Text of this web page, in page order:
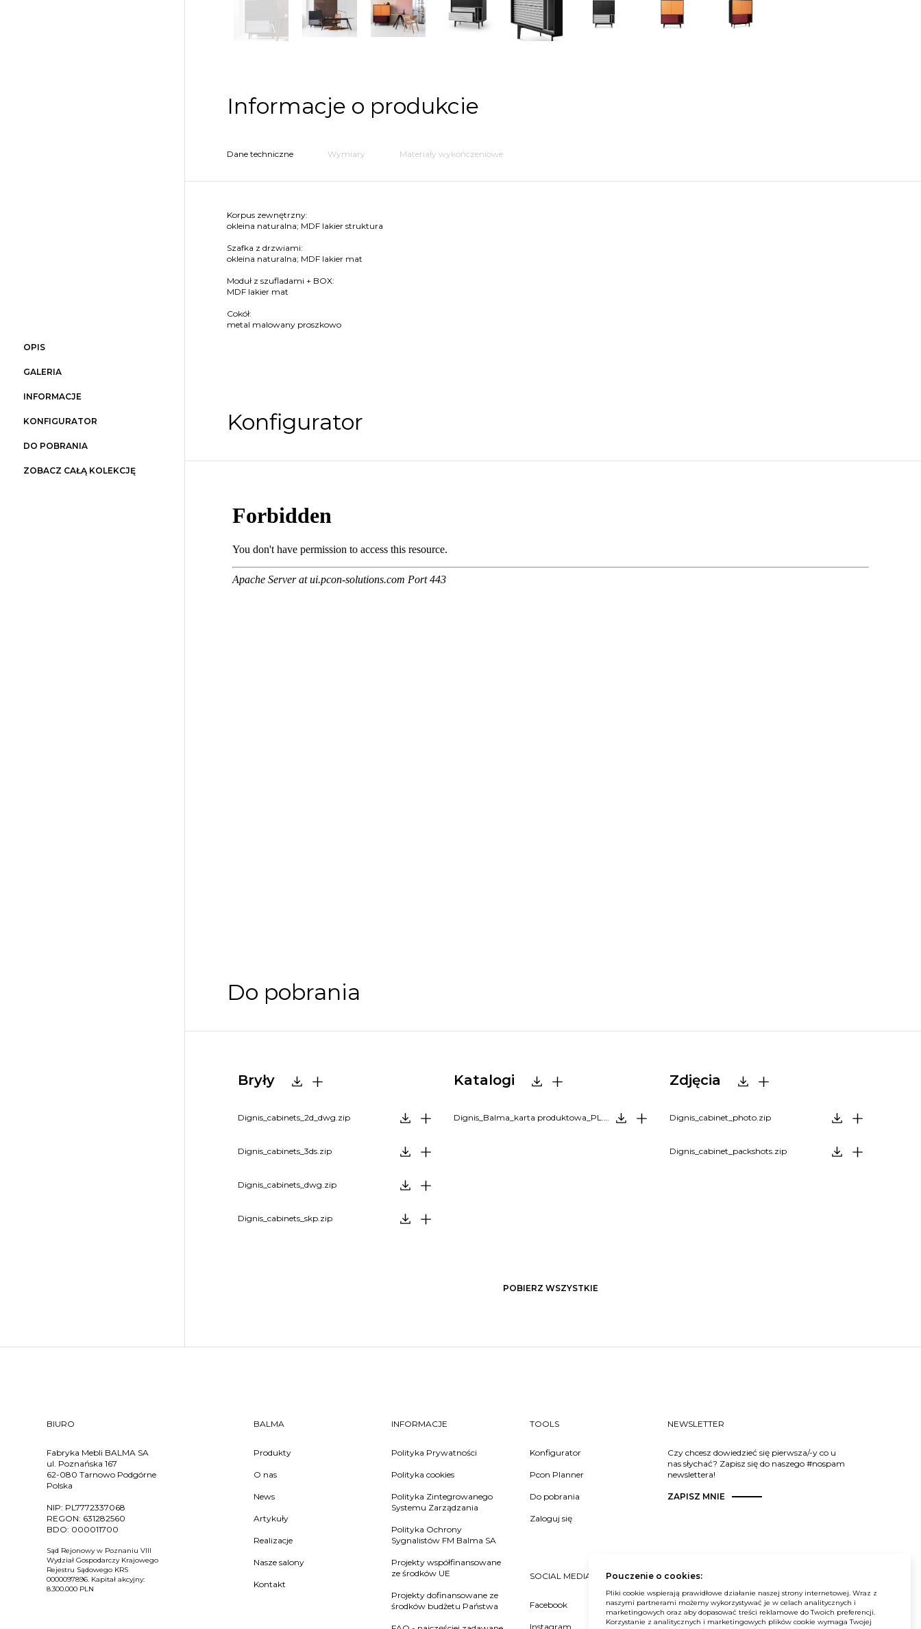
OPIS
GALERIA
INFORMACJE
KONFIGURATOR
DO POBRANIA
ZOBACZ CAŁĄ KOLEKCJĘ
Informacje o produkcie
Dane techniczne Wymiary Materiały wykończeniowe
Korpus zewnętrzny:
okleina naturalna; MDF lakier struktura
Szafka z drzwiami:
okleina naturalna; MDF lakier mat
Moduł z szufladami + BOX:
MDF lakier mat
Cokół:
metal malowany proszkowo
Konfigurator
Do pobrania
Bryły
Dignis_cabinets_2d_dwg.zip
Dignis_cabinets_3ds.zip
Dignis_cabinets_dwg.zip
Dignis_cabinets_skp.zip
Katalogi
Dignis_Balma_karta produktowa_PL.pdf
Zdjęcia
Dignis_cabinet_photo.zip
Dignis_cabinet_packshots.zip
POBIERZ WSZYSTKIE
BIURO
Fabryka Mebli BALMA SA
ul. Poznańska 167
62-080 Tarnowo Podgórne
Polska
NIP: PL7772337068
REGON: 631282560
BDO: 000011700
Sąd Rejonowy w Poznaniu VIII
Wydział Gospodarczy Krajowego
Rejestru Sądowego KRS
0000097896. Kapitał akcyjny:
8.300.000 PLN
BALMA
Produkty
O nas
News
Artykuły
Realizacje
Nasze salony
Kontakt
INFORMACJE
Polityka Prywatności
Polityka cookies
Polityka Zintegrowanego
Systemu Zarządzania
Polityka Ochrony
Sygnalistów FM Balma SA
Projekty współfinansowane
ze środków UE
Projekty dofinansowane ze
środków budżetu Państwa
TOOLS
Konfigurator
Pcon Planner
Do pobrania
Zaloguj się
SOCIAL MEDIA
Facebook
Instagram
NEWSLETTER
Czy chcesz dowiedzieć się pierwsza/-y co u
nas słychać? Zapisz się do naszego #nospam
newslettera!
ZAPISZ MNIE
© Balma. Wszelkie prawa zastrzeżone.
Pouczenie o cookies:
Pliki cookie wspierają prawidłowe działanie naszej strony internetowej. Wraz z
naszymi partnerami możemy wykorzystywać je w celach analitycznych i
marketingowych oraz aby dopasować treści reklamowe do Twoich preferencji.
Korzystanie z analitycznych i marketingowych plików cookie wymaga Twojej